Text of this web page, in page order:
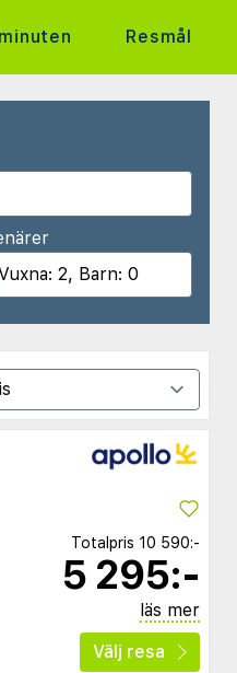
Resmål
Totalpris 10 590:-
5 295:-
läs mer
Välj resa